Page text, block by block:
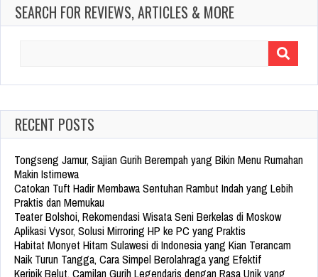
SEARCH FOR REVIEWS, ARTICLES & MORE
RECENT POSTS
Tongseng Jamur, Sajian Gurih Berempah yang Bikin Menu Rumahan
Makin Istimewa
Catokan Tuft Hadir Membawa Sentuhan Rambut Indah yang Lebih
Praktis dan Memukau
Teater Bolshoi, Rekomendasi Wisata Seni Berkelas di Moskow
Aplikasi Vysor, Solusi Mirroring HP ke PC yang Praktis
Habitat Monyet Hitam Sulawesi di Indonesia yang Kian Terancam
Naik Turun Tangga, Cara Simpel Berolahraga yang Efektif
Keripik Belut, Camilan Gurih Legendaris dengan Rasa Unik yang